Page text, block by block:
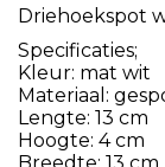
Driehoekspot
Specificaties;
Kleur: mat wit
Materiaal:
Lengte: 13 cm
Hoogte: 4 cm
Breedte: 13 cm